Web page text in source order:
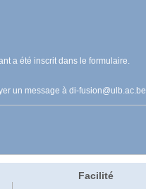
a été inscrit dans le formulaire.
un message à di-fusion@ulb.ac.be
Facilité